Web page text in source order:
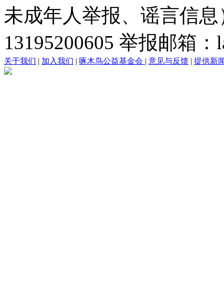
未成年人举报、谣言信
13195200605 举报邮箱
关于我们 | 加入我们 | 啄木鸟公益基金会 | 意见与反馈 | 提供新